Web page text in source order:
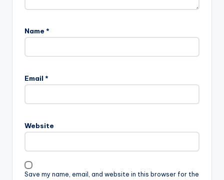
Name *
Email *
Website
Save my name, email, and website in this browser for the